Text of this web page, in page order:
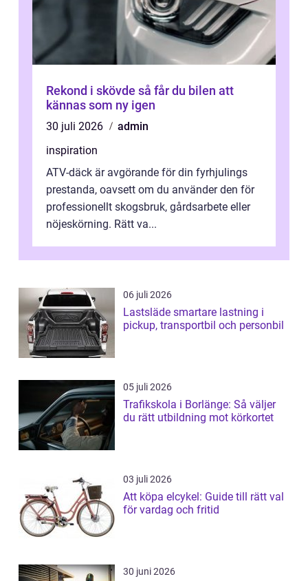
Rekond i skövde så får du bilen att
kännas som ny igen
30 juli 2026
admin
inspiration
ATV-däck är avgörande för din fyrhjulings
prestanda, oavsett om du använder den för
professionellt skogsbruk, gårdsarbete eller
nöjeskörning. Rätt va...
06 juli 2026
Lastsläde smartare lastning i
pickup, transportbil och personbil
05 juli 2026
Trafikskola i Borlänge: Så väljer
du rätt utbildning mot körkortet
03 juli 2026
Att köpa elcykel: Guide till rätt val
för vardag och fritid
30 juni 2026